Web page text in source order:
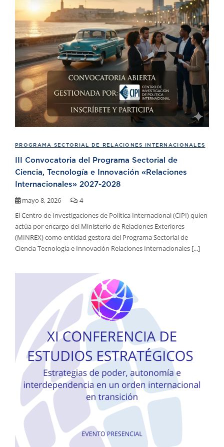
PROGRAMA SECTORIAL DE RELACIONES INTERNACIONALES
III Convocatoria del Programa Sectorial de
Ciencia, Tecnología e Innovación «Relaciones
Internacionales» 2027-2028
mayo 8, 2026
4
El Centro de Investigaciones de Política Internacional (CIPI) quien
actúa por encargo del Ministerio de Relaciones Exteriores
(MINREX) como entidad gestora del Programa Sectorial de
Ciencia Tecnología e Innovación Relaciones Internacionales [...]